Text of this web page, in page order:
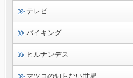
テレビ
バイキング
ヒルナンデス
マツコの知らない世界